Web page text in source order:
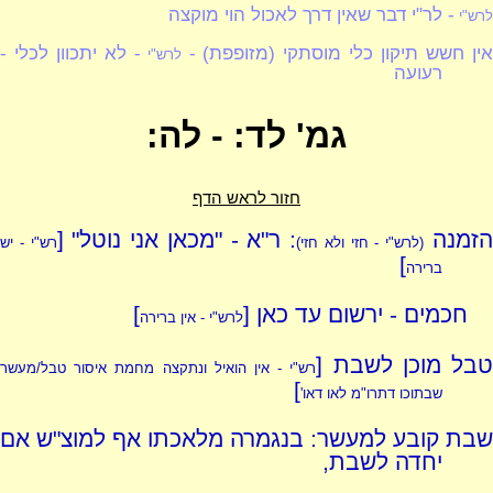
לרש"י - לר"י דבר שאין דרך לאכול הוי מוקצה
אין חשש תיקון כלי מוסתקי (מזופפת) -לרש"י - לא יתכוון לכלי -
רעועה
גמ' לד: - לה:
חזור לראש הדף
הזמנה (לרש"י - חזי ולא חזי): ר"א - "מכאן אני נוטל" [רש"י - יש
ברירה]
חכמים - ירשום עד כאן [לרש"י - אין ברירה]
טבל מוכן לשבת [רש"י - אין הואיל ונתקצה מחמת איסור טבל/מעשר
שבתוכו דתרו"מ לאו דאו']
שבת קובע למעשר: בנגמרה מלאכתו אף למוצ"ש אם
יחדה לשבת,